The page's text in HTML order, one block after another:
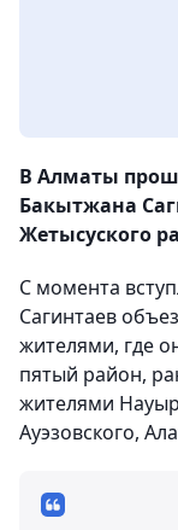
В Алматы
Бакытжана
Жетысуского
С момента
Сагинтаев
жителями, где
пятый район,
жителями
Ауэзовского,